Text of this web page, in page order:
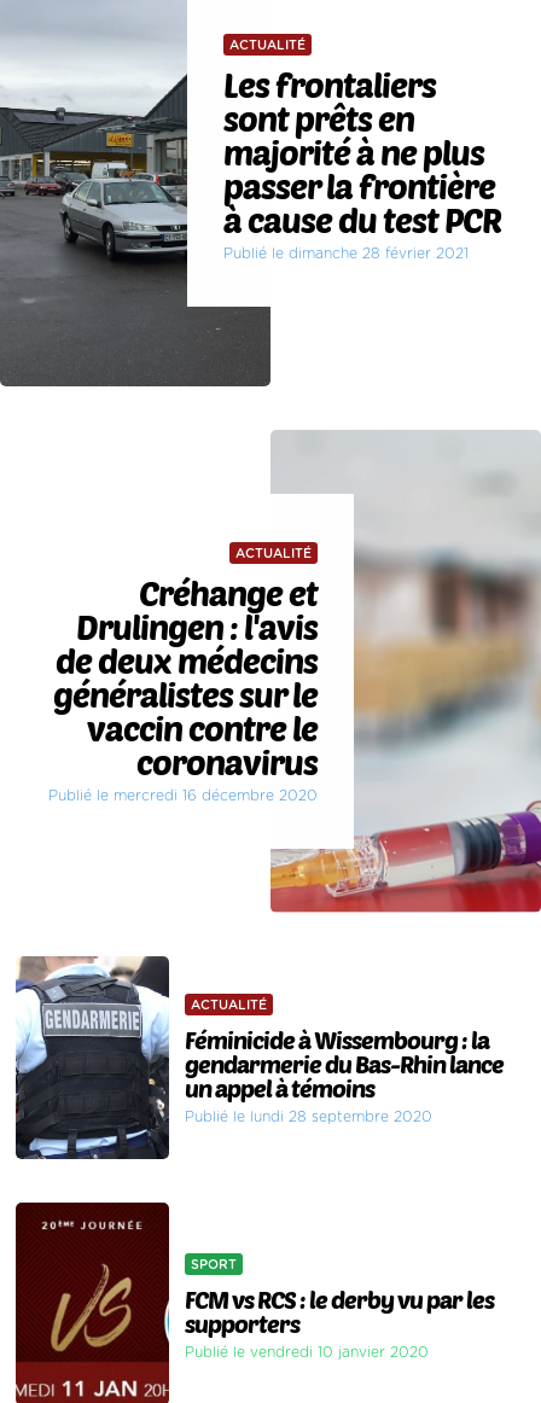
ACTUALITÉ
Les frontaliers
sont prêts en
majorité à ne plus
passer la frontière
à cause du test PCR
Publié le dimanche 28 février 2021
ACTUALITÉ
Créhange et
Drulingen : l'avis
de deux médecins
généralistes sur le
vaccin contre le
coronavirus
Publié le mercredi 16 décembre 2020
ACTUALITÉ
Féminicide à Wissembourg : la
gendarmerie du Bas-Rhin lance
un appel à témoins
Publié le lundi 28 septembre 2020
SPORT
FCM vs RCS : le derby vu par les
supporters
Publié le vendredi 10 janvier 2020